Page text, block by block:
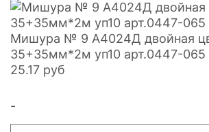
Мишура № 9 А4024Д двойная
35+35мм*2м уп10 арт.0447-065
25.17 руб
-